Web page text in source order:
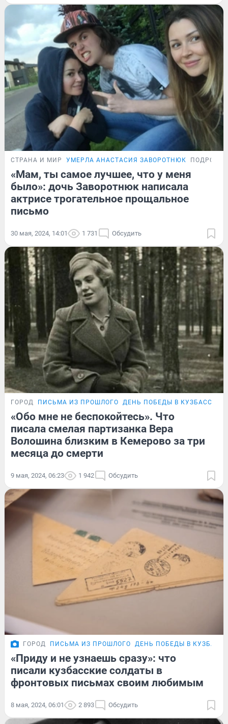
СТРАНА И МИР УМЕРЛА АНАСТАСИЯ ЗАВОРОТНЮК
«Мам, ты самое лучшее, что у меня
было»: дочь Заворотнюк написала
актрисе трогательное прощальное
письмо
30 мая, 2024, 14:01 1 731 Обсудить
ГОРОД ПИСЬМА ИЗ ПРОШЛОГО ДЕНЬ ПОБЕДЫ В КУЗБАССЕ
«Обо мне не беспокойтесь». Что
писала смелая партизанка Вера
Волошина близким в Кемерово за три
месяца до смерти
9 мая, 2024, 06:23 1 942 Обсудить
ГОРОД ПИСЬМА ИЗ ПРОШЛОГО ДЕНЬ ПОБЕДЫ В КУЗБАССЕ
«Приду и не узнаешь сразу»: что
писали кузбасские солдаты в
фронтовых письмах своим любимым
8 мая, 2024, 06:01 2 893 Обсудить